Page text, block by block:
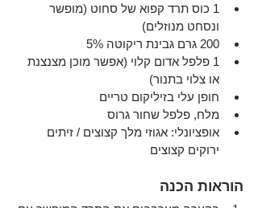
1 כוס תרד קפוא של סחוט (מופשר
ונסחט מנוזלים)
200 גרם גבינת ריקוטה 5%
1 פלפל אדום קלוי (אפשר מוכן מצנצנת
או צלוי בתנור)
חופן עלי בזיליקום טריים
מלח, פלפל שחור גרוס
אופציונלי: אגוזי מלך קצוצים / זיתים
ירוקים קצוצים
הוראות הכנה